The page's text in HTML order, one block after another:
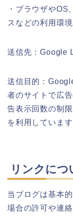
・ブラウザやOS
スなどの利用環
送信先：Google
送信目的：
者のサイトで広
告表示回数の制
を利用しています
リンクにつ
当ブログは基本
場合の許可や連絡